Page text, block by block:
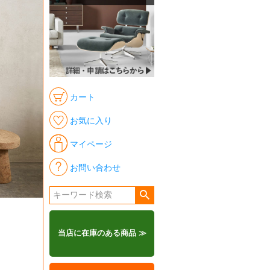
カート
お気に入り
マイページ
お問い合わせ
当店に在庫のある商品 ≫